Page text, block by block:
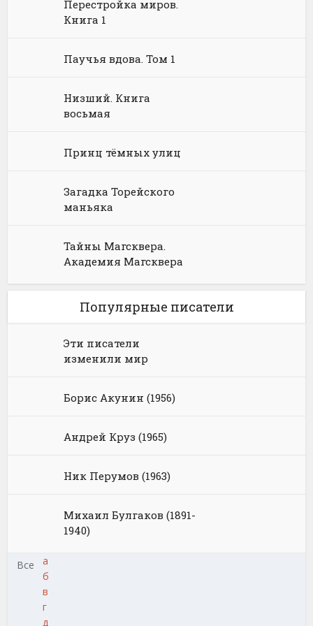
Юмористическая фантастика
Фэнтези про драконов
Юмористическое фэнтези
Перестройка миров.
Книга 1
Паучья вдова. Том 1
Низший. Книга
восьмая
Принц тёмных улиц
Загадка Торейского
маньяка
Тайны Магсквера.
Академия Магсквера
Популярные писатели
Эти писатели
изменили мир
Борис Акунин (1956)
Андрей Круз (1965)
Ник Перумов (1963)
Михаил Булгаков (1891-
1940)
Все
а
б
в
г
д